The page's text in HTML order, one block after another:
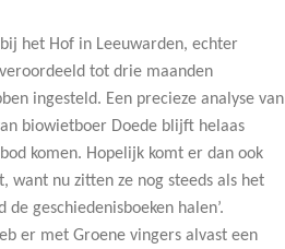
het Hof in Leeuwarden, echter
veroordeeld tot drie maanden
ingesteld. Een precieze analyse van
biowietboer Doede blijft helaas
komen. Hopelijk komt er dan ook
want nu zitten ze nog steeds als het
geschiedenisboeken halen’.
er met Groene vingers alvast een